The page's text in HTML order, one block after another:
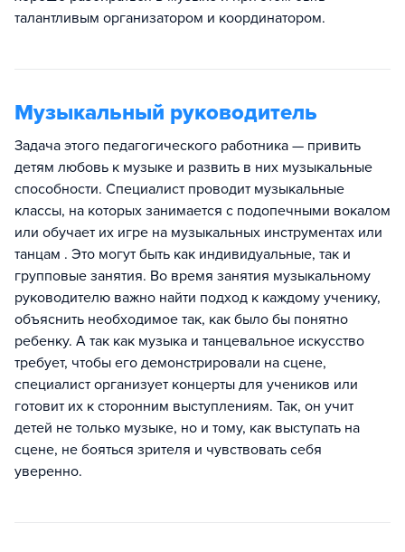
талантливым организатором и координатором.
Музыкальный руководитель
Задача этого педагогического работника — привить
детям любовь к музыке и развить в них музыкальные
способности. Специалист проводит музыкальные
классы, на которых занимается с подопечными вокалом
или обучает их игре на музыкальных инструментах или
танцам . Это могут быть как индивидуальные, так и
групповые занятия. Во время занятия музыкальному
руководителю важно найти подход к каждому ученику,
объяснить необходимое так, как было бы понятно
ребенку. А так как музыка и танцевальное искусство
требует, чтобы его демонстрировали на сцене,
специалист организует концерты для учеников или
готовит их к сторонним выступлениям. Так, он учит
детей не только музыке, но и тому, как выступать на
сцене, не бояться зрителя и чувствовать себя
уверенно.